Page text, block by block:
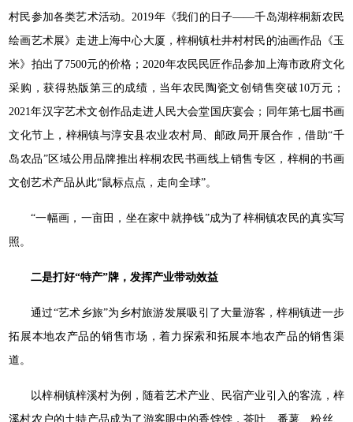
村民参加各类艺术活动。2019年《我们的日子——千岛湖梓桐新农民
绘画艺术展》走进上海中心大厦，梓桐镇杜井村村民的油画作品《玉
米》拍出了7500元的价格；2020年农民民匠作品参加上海市政府文化
采购，获得热版第三的成绩，当年农民陶瓷文创销售突破10万元；
2021年汉字艺术文创作品走进人民大会堂国庆宴会；同年第七届书画
文化节上，梓桐镇与淳安县农业农村局、邮政局开展合作，借助“千
岛农品”区域公用品牌推出梓桐农民书画线上销售专区，梓桐的书画
文创艺术产品从此“鼠标点点，走向全球”。
“一幅画，一亩田，坐在家中就挣钱”成为了梓桐镇农民的真实写
照。
二是打好“特产”牌，发挥产业带动效益
通过“艺术乡旅”为乡村旅游发展吸引了大量游客，梓桐镇进一步
拓展本地农产品的销售市场，着力探索和拓展本地农产品的销售渠
道。
以梓桐镇梓溪村为例，随着艺术产业、民宿产业引入的客流，梓
溪村农户的土特产品成为了游客眼中的香饽饽，茶叶、番薯、粉丝、